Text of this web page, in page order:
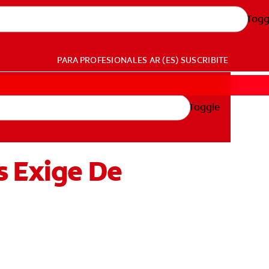
PARA PROFESIONALES AR (ES) SUSCRIBITE
Toggle
Exige De